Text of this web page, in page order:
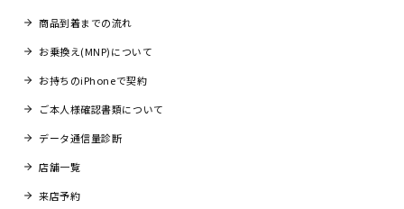
商品到着までの流れ
お乗換え(MNP)について
お持ちのiPhoneで契約
ご本人様確認書類について
データ通信量診断
店舗一覧
来店予約